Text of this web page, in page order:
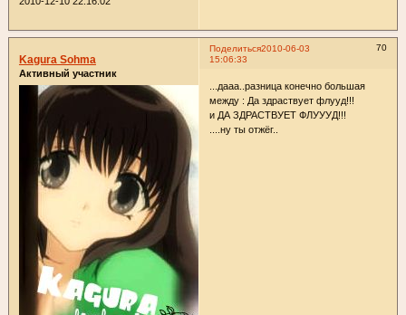
Поделиться 70
2010-06-03
15:06:33
Kagura Sohma
Активный участник
...дааа..разница конечно большая
между : Да здраствует флууд!!!
и ДА ЗДРАСТВУЕТ ФЛУУУД!!!
....ну ты отжёг..